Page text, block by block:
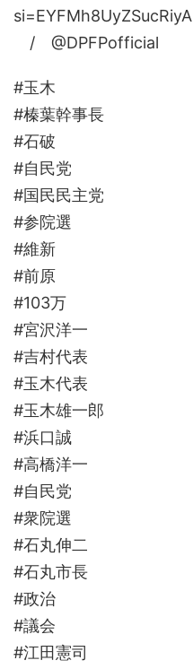
si=EYFMh8UyZSucRiyA
/ @DPFPofficial
#玉木
#榛葉幹事長
#石破
#自民党
#国民民主党
#参院選
#維新
#前原
#103万
#宮沢洋一
#吉村代表
#玉木代表
#玉木雄一郎
#浜口誠
#高橋洋一
#自民党
#衆院選
#石丸伸二
#石丸市長
#政治
#議会
#江田憲司